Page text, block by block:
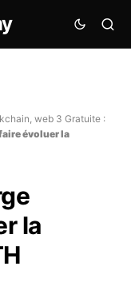
web 3 Gratuite :
évoluer la
la